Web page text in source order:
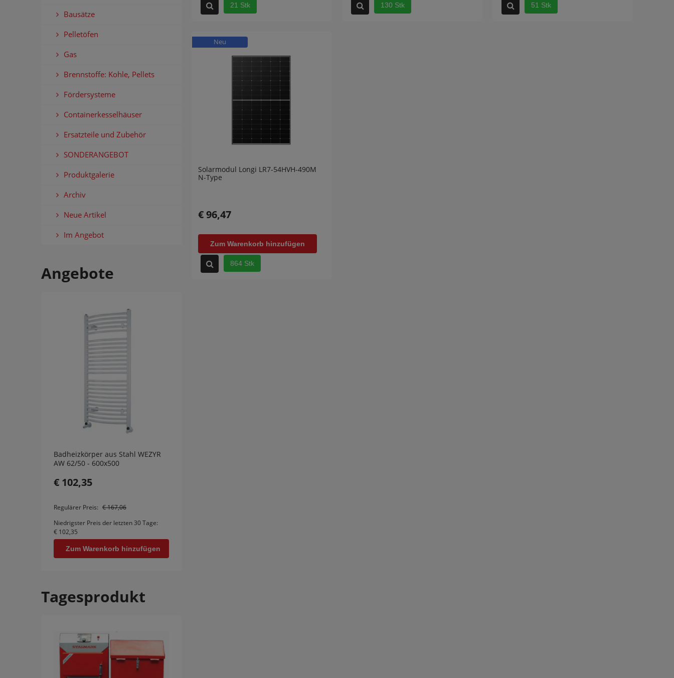
Bausätze
Pelletöfen
Gas
Brennstoffe: Kohle, Pellets
Fördersysteme
Containerkesselhäuser
Ersatzteile und Zubehör
SONDERANGEBOT
Produktgalerie
Archiv
Neue Artikel
Im Angebot
Angebote
Badheizkörper aus Stahl WEZYR
AW 62/50 - 600x500
€ 102,35
Regulärer Preis: € 167,06
Niedrigster Preis der letzten 30 Tage:
€ 102,35
Zum Warenkorb hinzufügen
Tagesprodukt
21 Stk 130 Stk 51 Stk
Solarmodul Longi LR7-54HVH-490M
N-Type
€ 96,47
Zum Warenkorb hinzufügen
864 Stk
Neu